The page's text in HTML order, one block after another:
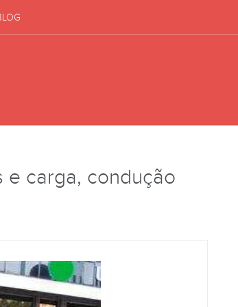
e carga, condução